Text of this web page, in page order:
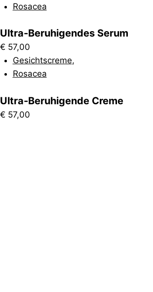
Rosacea
Ultra-Beruhigendes Serum
€ 57,00
Gesichtscreme,
Rosacea
Ultra-Beruhigende Creme
€ 57,00